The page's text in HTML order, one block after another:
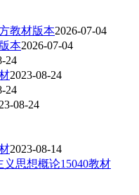
教材版本2026-07-04
本2026-07-04
24
2023-08-24
24
08-24
2023-08-14
思想概论15040教材